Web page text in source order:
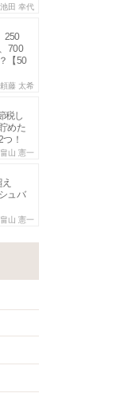
池田 幸代
250
700
【50
頼藤 太希
税し
めた
！
畠山 憲一
ュバ
畠山 憲一